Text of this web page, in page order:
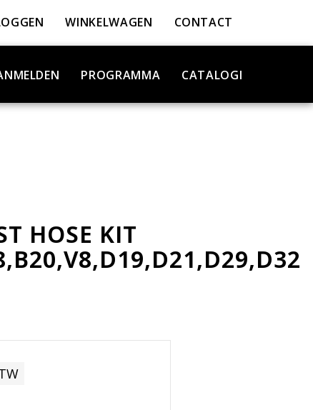
WINKELWAGEN CONTACT
PROGRAMMA CATALOGI
HOSE KIT